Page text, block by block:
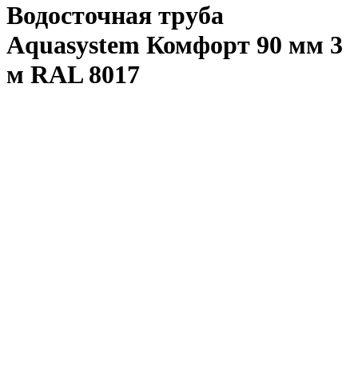
Водосточная труба
Aquasystem Комфорт 90 мм 3
м RAL 8017